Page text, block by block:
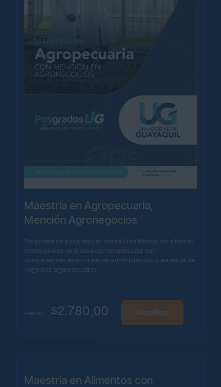
Maestría en Agropecuaria,
Mención Agronegocios
Programa de posgrado en modalidad híbrida para formar
profesionales en el área agroempresarial con
competencias avanzadas en administración y gerencia de
negocios agropecuarios.
Precio: $2.780,00 Detalles
Maestría en Alimentos con